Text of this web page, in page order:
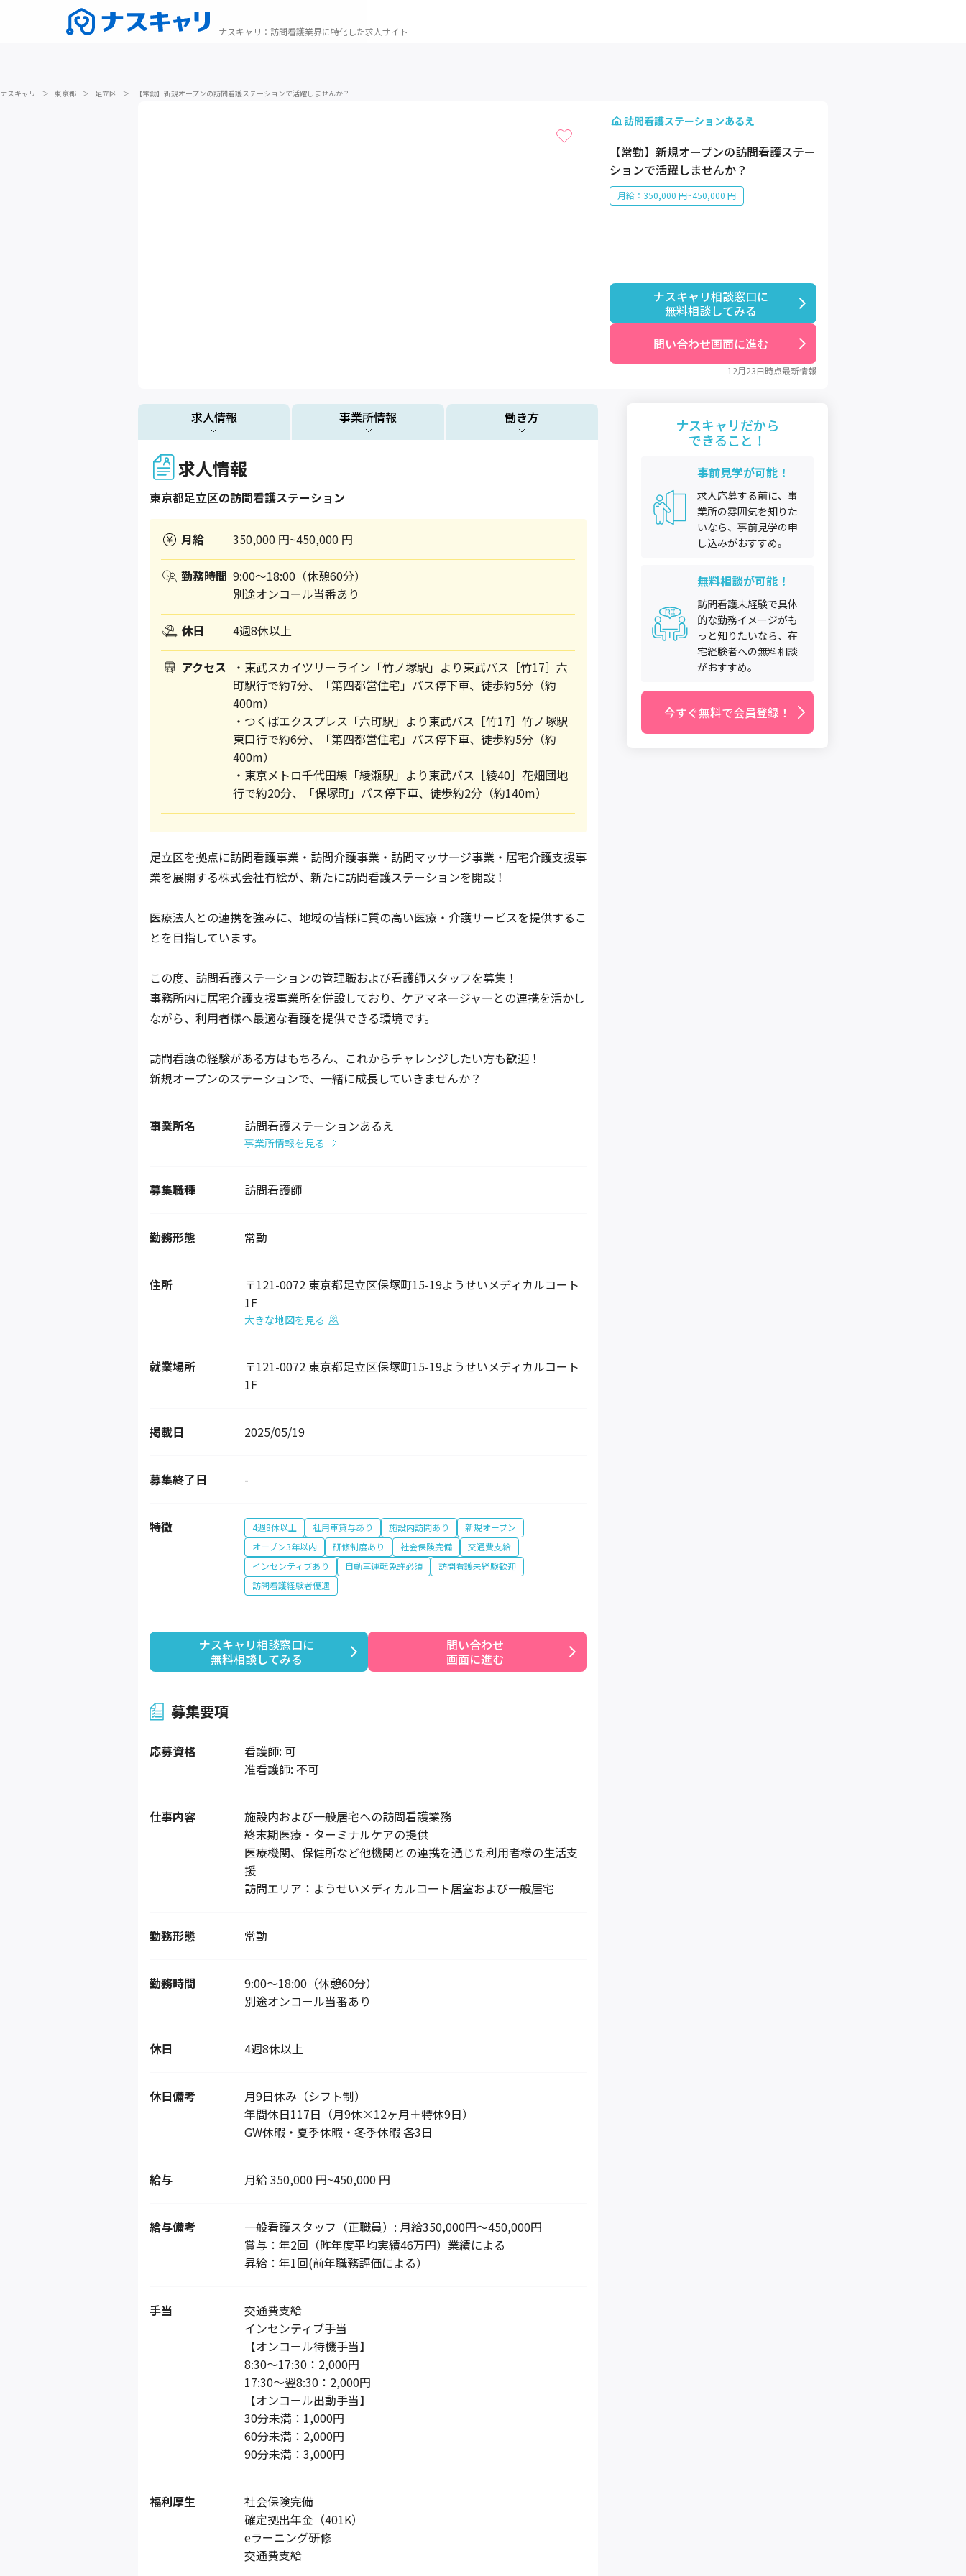
ナスキャリ ： 訪問看護業界に特化した求人サイト
ナスキャリ ＞ 東京都 ＞ 足立区 ＞ 【常勤】新規オープンの訪問看護ステーションで活躍しませんか？
訪問看護ステーションあるえ
【常勤】新規オープンの訪問看護ステー
ションで活躍しませんか？
月給：350,000 円~450,000 円
ナスキャリ相談窓口に
無料相談してみる
問い合わせ画面に進む
12月23日時点最新情報
求人情報 事業所情報 働き方
求人情報
東京都足立区の訪問看護ステーション
月給 350,000 円~450,000 円
勤務時間 9:00～18:00（休憩60分）
別途オンコール当番あり
休日 4週8休以上
アクセス
・東武スカイツリーライン「竹ノ塚駅」より東武バス［竹17］六
町駅行で約7分、「第四都営住宅」バス停下車、徒歩約5分（約
400m）
・つくばエクスプレス「六町駅」より東武バス［竹17］竹ノ塚駅
東口行で約6分、「第四都営住宅」バス停下車、徒歩約5分（約
400m）
・東京メトロ千代田線「綾瀬駅」より東武バス［綾40］花畑団地
行で約20分、「保塚町」バス停下車、徒歩約2分（約140m）
足立区を拠点に訪問看護事業・訪問介護事業・訪問マッサージ事業・居宅介護支援事
業を展開する株式会社有絵が、新たに訪問看護ステーションを開設！
医療法人との連携を強みに、地域の皆様に質の高い医療・介護サービスを提供するこ
とを目指しています。
この度、訪問看護ステーションの管理職および看護師スタッフを募集！
事務所内に居宅介護支援事業所を併設しており、ケアマネージャーとの連携を活かし
ながら、利用者様へ最適な看護を提供できる環境です。
訪問看護の経験がある方はもちろん、これからチャレンジしたい方も歓迎！
新規オープンのステーションで、一緒に成長していきませんか？
事業所名 訪問看護ステーションあるえ
事業所情報を見る
募集職種 訪問看護師
勤務形態 常勤
住所
〒121-0072 東京都足立区保塚町15-19ようせいメディカルコート
1F
大きな地図を見る
就業場所
〒121-0072 東京都足立区保塚町15-19ようせいメディカルコート
1F
掲載日 2025/05/19
募集終了日 -
特徴 4週8休以上 社用車貸与あり 施設内訪問あり
新規オープン
オープン3年以内
研修制度あり 社会保険完備
交通費支給
インセンティブあり
自動車運転免許必須
訪問看護未経験歓迎
訪問看護経験者優遇
ナスキャリ相談窓口に
無料相談してみる
問い合わせ
画面に進む
募集要項
応募資格
看護師: 可
准看護師: 不可
仕事内容
施設内および一般居宅への訪問看護業務
終末期医療・ターミナルケアの提供
医療機関、保健所など他機関との連携を通じた利用者様の生活支
援
訪問エリア：ようせいメディカルコート居室および一般居宅
勤務形態 常勤
勤務時間
9:00～18:00（休憩60分）
別途オンコール当番あり
休日 4週8休以上
休日備考
月9日休み（シフト制）
年間休日117日（月9休×12ヶ月＋特休9日）
GW休暇・夏季休暇・冬季休暇 各3日
給与 月給 350,000 円~450,000 円
給与備考
一般看護スタッフ（正職員）: 月給350,000円～450,000円
賞与：年2回（昨年度平均実績46万円）業績による
昇給：年1回(前年職務評価による）
手当
交通費支給
インセンティブ手当
【オンコール待機手当】
8:30～17:30：2,000円
17:30～翌8:30：2,000円
【オンコール出動手当】
30分未満：1,000円
60分未満：2,000円
90分未満：3,000円
福利厚生
社会保険完備
確定拠出年金（401K）
eラーニング研修
交通費支給
ナスキャリだから
できること！
事前見学が可能！
求人応募する前に、事
業所の雰囲気を知りた
いなら、事前見学の申
し込みがおすすめ。
無料相談が可能！
訪問看護未経験で具体
的な勤務イメージがも
っと知りたいなら、在
宅経験者への無料相談
がおすすめ。
今すぐ無料で会員登録！